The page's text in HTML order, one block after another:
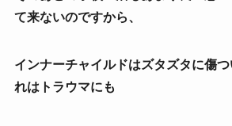
て来ないのですから、
インナーチャイルドはズタズタに傷
れはトラウマにも